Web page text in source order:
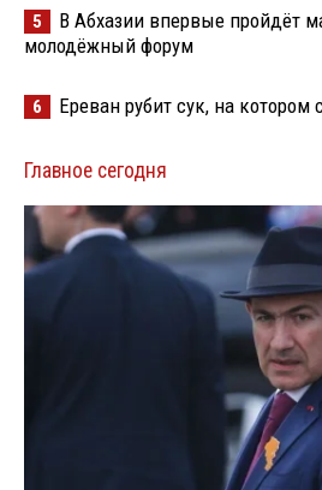
5
В Абхазии впервые пройдёт
молодёжный форум
6 Ереван рубит сук, на котором
Главное сегодня